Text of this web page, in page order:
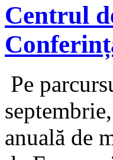
Centrul
Pe
anuală de